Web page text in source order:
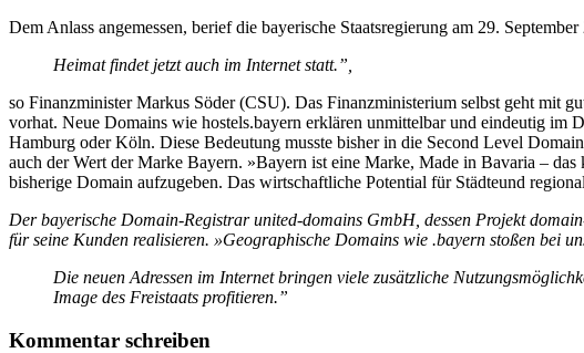
Dem Anlass angemessen, berief die bayerische Staatsregierung am 29.
Heimat findet jetzt auch im Internet statt.”,
so Finanzminister Markus Söder (CSU). Das Finanzministerium selbst geht mit
vorhat. Neue Domains wie hostels.bayern erklären unmittelbar und eindeutig
Hamburg oder Köln. Diese Bedeutung musste bisher in die Second Level
auch der Wert der Marke Bayern. »Bayern ist eine Marke, Made in Bavaria –
bisherige Domain aufzugeben. Das wirtschaftliche Potential für Städteund
Der bayerische Domain-Registrar united-domains GmbH, dessen Projekt
für seine Kunden realisieren. »Geographische Domains wie .bayern stoßen bei
Die neuen Adressen im Internet bringen viele zusätzliche
Image des Freistaats profitieren.”
Kommentar schreiben